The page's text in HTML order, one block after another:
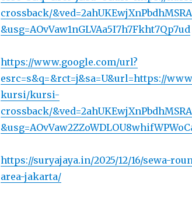
crossback/
&usg=AOvVaw1nGLVAa5I7h7Fkht7Qp7ud
https://www.google.com/url?
esrc=s&q=&rct=j&sa=U&url=https://
kursi/kursi-
crossback/
https://suryajaya.in/2025/12/16/sewa-
area-jakarta/